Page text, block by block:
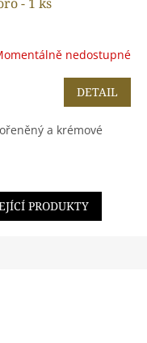
- 1 ks
nedostupné
DETAIL
a krémové
PRODUKTY